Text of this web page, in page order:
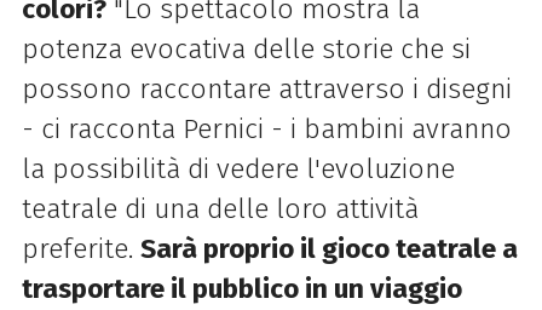
colori? "Lo spettacolo mostra la
potenza evocativa delle storie che si
possono raccontare attraverso i disegni
- ci racconta Pernici - i bambini avranno
la possibilità di vedere l'evoluzione
teatrale di una delle loro attività
preferite. Sarà proprio il gioco teatrale a
trasportare il pubblico in un viaggio